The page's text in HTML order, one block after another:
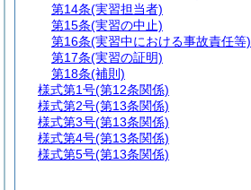
第14条(実習担当者)
第15条(実習の中止)
第16条(実習中における事故責任等)
第17条(実習の証明)
第18条(補則)
様式第1号(第12条関係)
様式第2号(第13条関係)
様式第3号(第13条関係)
様式第4号(第13条関係)
様式第5号(第13条関係)